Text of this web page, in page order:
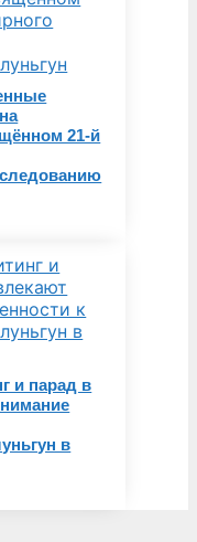
21-й
и парад в
в